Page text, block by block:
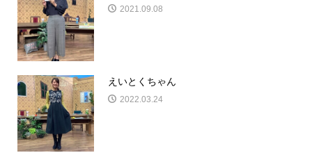
2021.09.08
えいとくちゃん
2022.03.24